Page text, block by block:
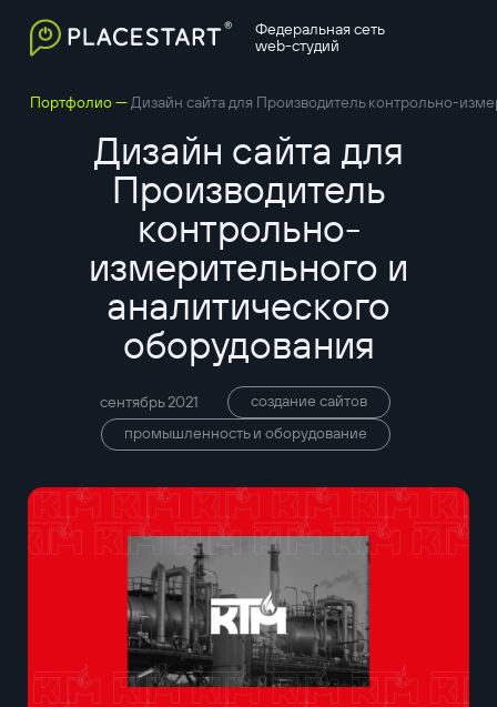
Федеральная сеть
web-студий
Портфолио—Дизайн сайта для Производитель контрольно-
Дизайн сайта для
Производитель
контрольно-
измерительного и
аналитического
оборудования
сентябрь 2021
создание сайтов
промышленность и оборудование